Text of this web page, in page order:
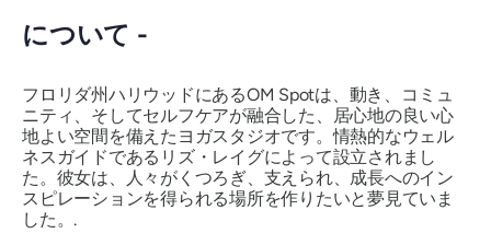
について -
フロリダ州ハリウッドにあるOM Spotは、動き、コミュ
ニティ、そしてセルフケアが融合した、居心地の良い心
地よい空間を備えたヨガスタジオです。情熱的なウェル
ネスガイドであるリズ・レイグによって設立されまし
た。彼女は、人々がくつろぎ、支えられ、成長へのイン
スピレーションを得られる場所を作りたいと夢見ていま
した。.